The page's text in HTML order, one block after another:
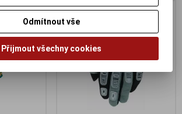
Odmítnout vše
Přijmout všechny cookies